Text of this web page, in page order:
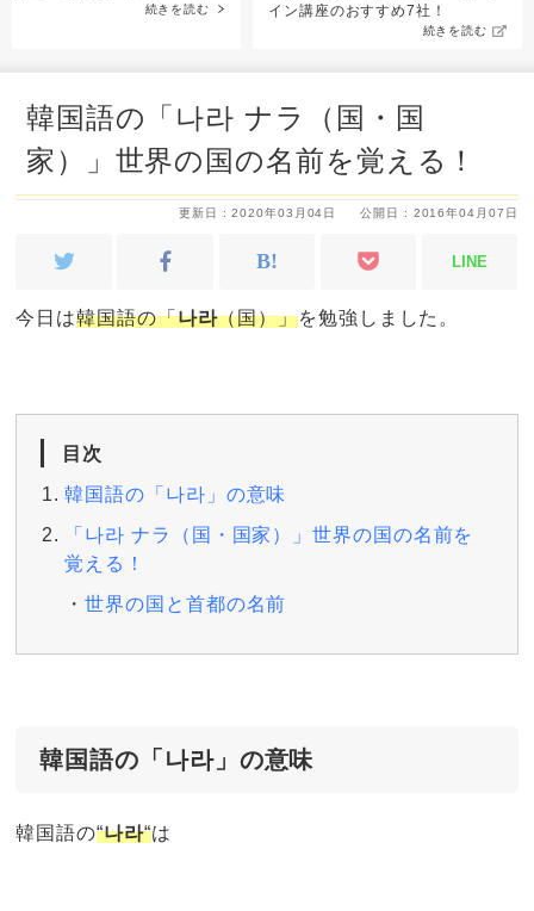
続きを読む
イン講座のおすすめ7社！
続きを読む
韓国語の「나라 ナラ（国・国
家）」世界の国の名前を覚える！
公開日 : 2016年04月07日
更新日 : 2020年03月04日
LINE
今日は韓国語の「나라（国）」を勉強しました。
目次
韓国語の「나라」の意味
「나라 ナラ（国・国家）」世界の国の名前を
覚える！
世界の国と首都の名前
韓国語の「나라」の意味
韓国語の“나라“は